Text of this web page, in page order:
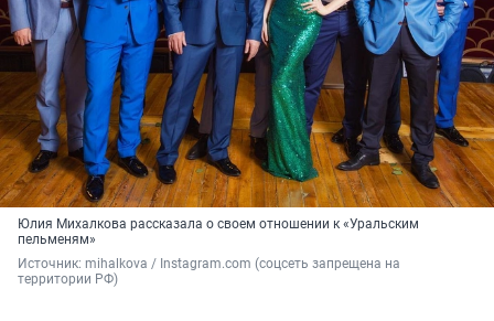
Юлия Михалкова рассказала о своем отношении к «Уральским
пельменям»
Источник: mihalkova / Instagram.com (соцсеть запрещена на
территории РФ)